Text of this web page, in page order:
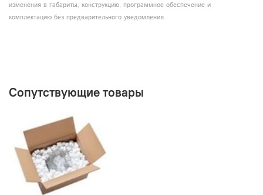
изменения в габариты, конструкцию, программное обеспечение и
комплектацию без предварительного уведомления.
Сопутствующие товары